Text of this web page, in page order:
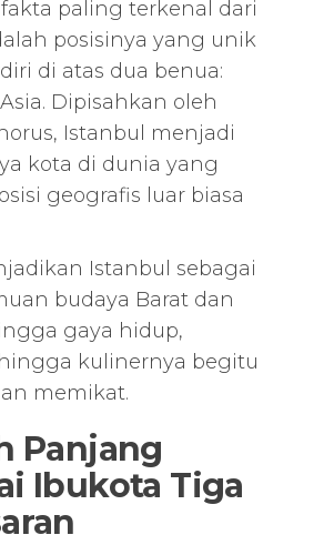
paling terkenal dari
posisinya yang unik
di atas dua benua:
Dipisahkan oleh
Istanbul menjadi
kota di dunia yang
geografis luar biasa
Istanbul sebagai
budaya Barat dan
gaya hidup,
kulinernya begitu
memikat.
Panjang
Ibukota Tiga